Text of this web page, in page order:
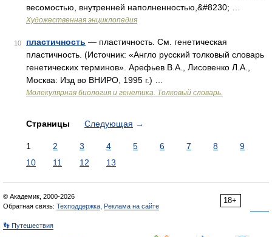
весомостью, внутренней наполненностью,&#8230; …
Художественная энциклопедия
10 пластичность — пластичность. См. генетическая
пластичность. (Источник: «Англо русский толковый словарь
генетических терминов». Арефьев В.А., Лисовенко Л.А.,
Москва: Изд во ВНИРО, 1995 г.) …
Молекулярная биология и генетика. Толковый словарь.
Страницы Следующая →
1 2 3 4 5 6 7 8
9
10
11 12 13
18+
© Академик, 2000-2026
Обратная связь: Техподдержка Реклама на сайте
👣 Путешествия